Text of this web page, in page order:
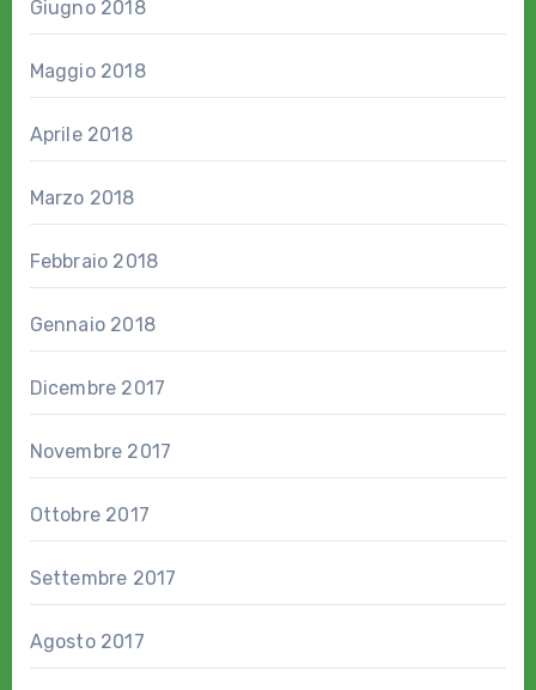
Giugno 2018
Maggio 2018
Aprile 2018
Marzo 2018
Febbraio 2018
Gennaio 2018
Dicembre 2017
Novembre 2017
Ottobre 2017
Settembre 2017
Agosto 2017